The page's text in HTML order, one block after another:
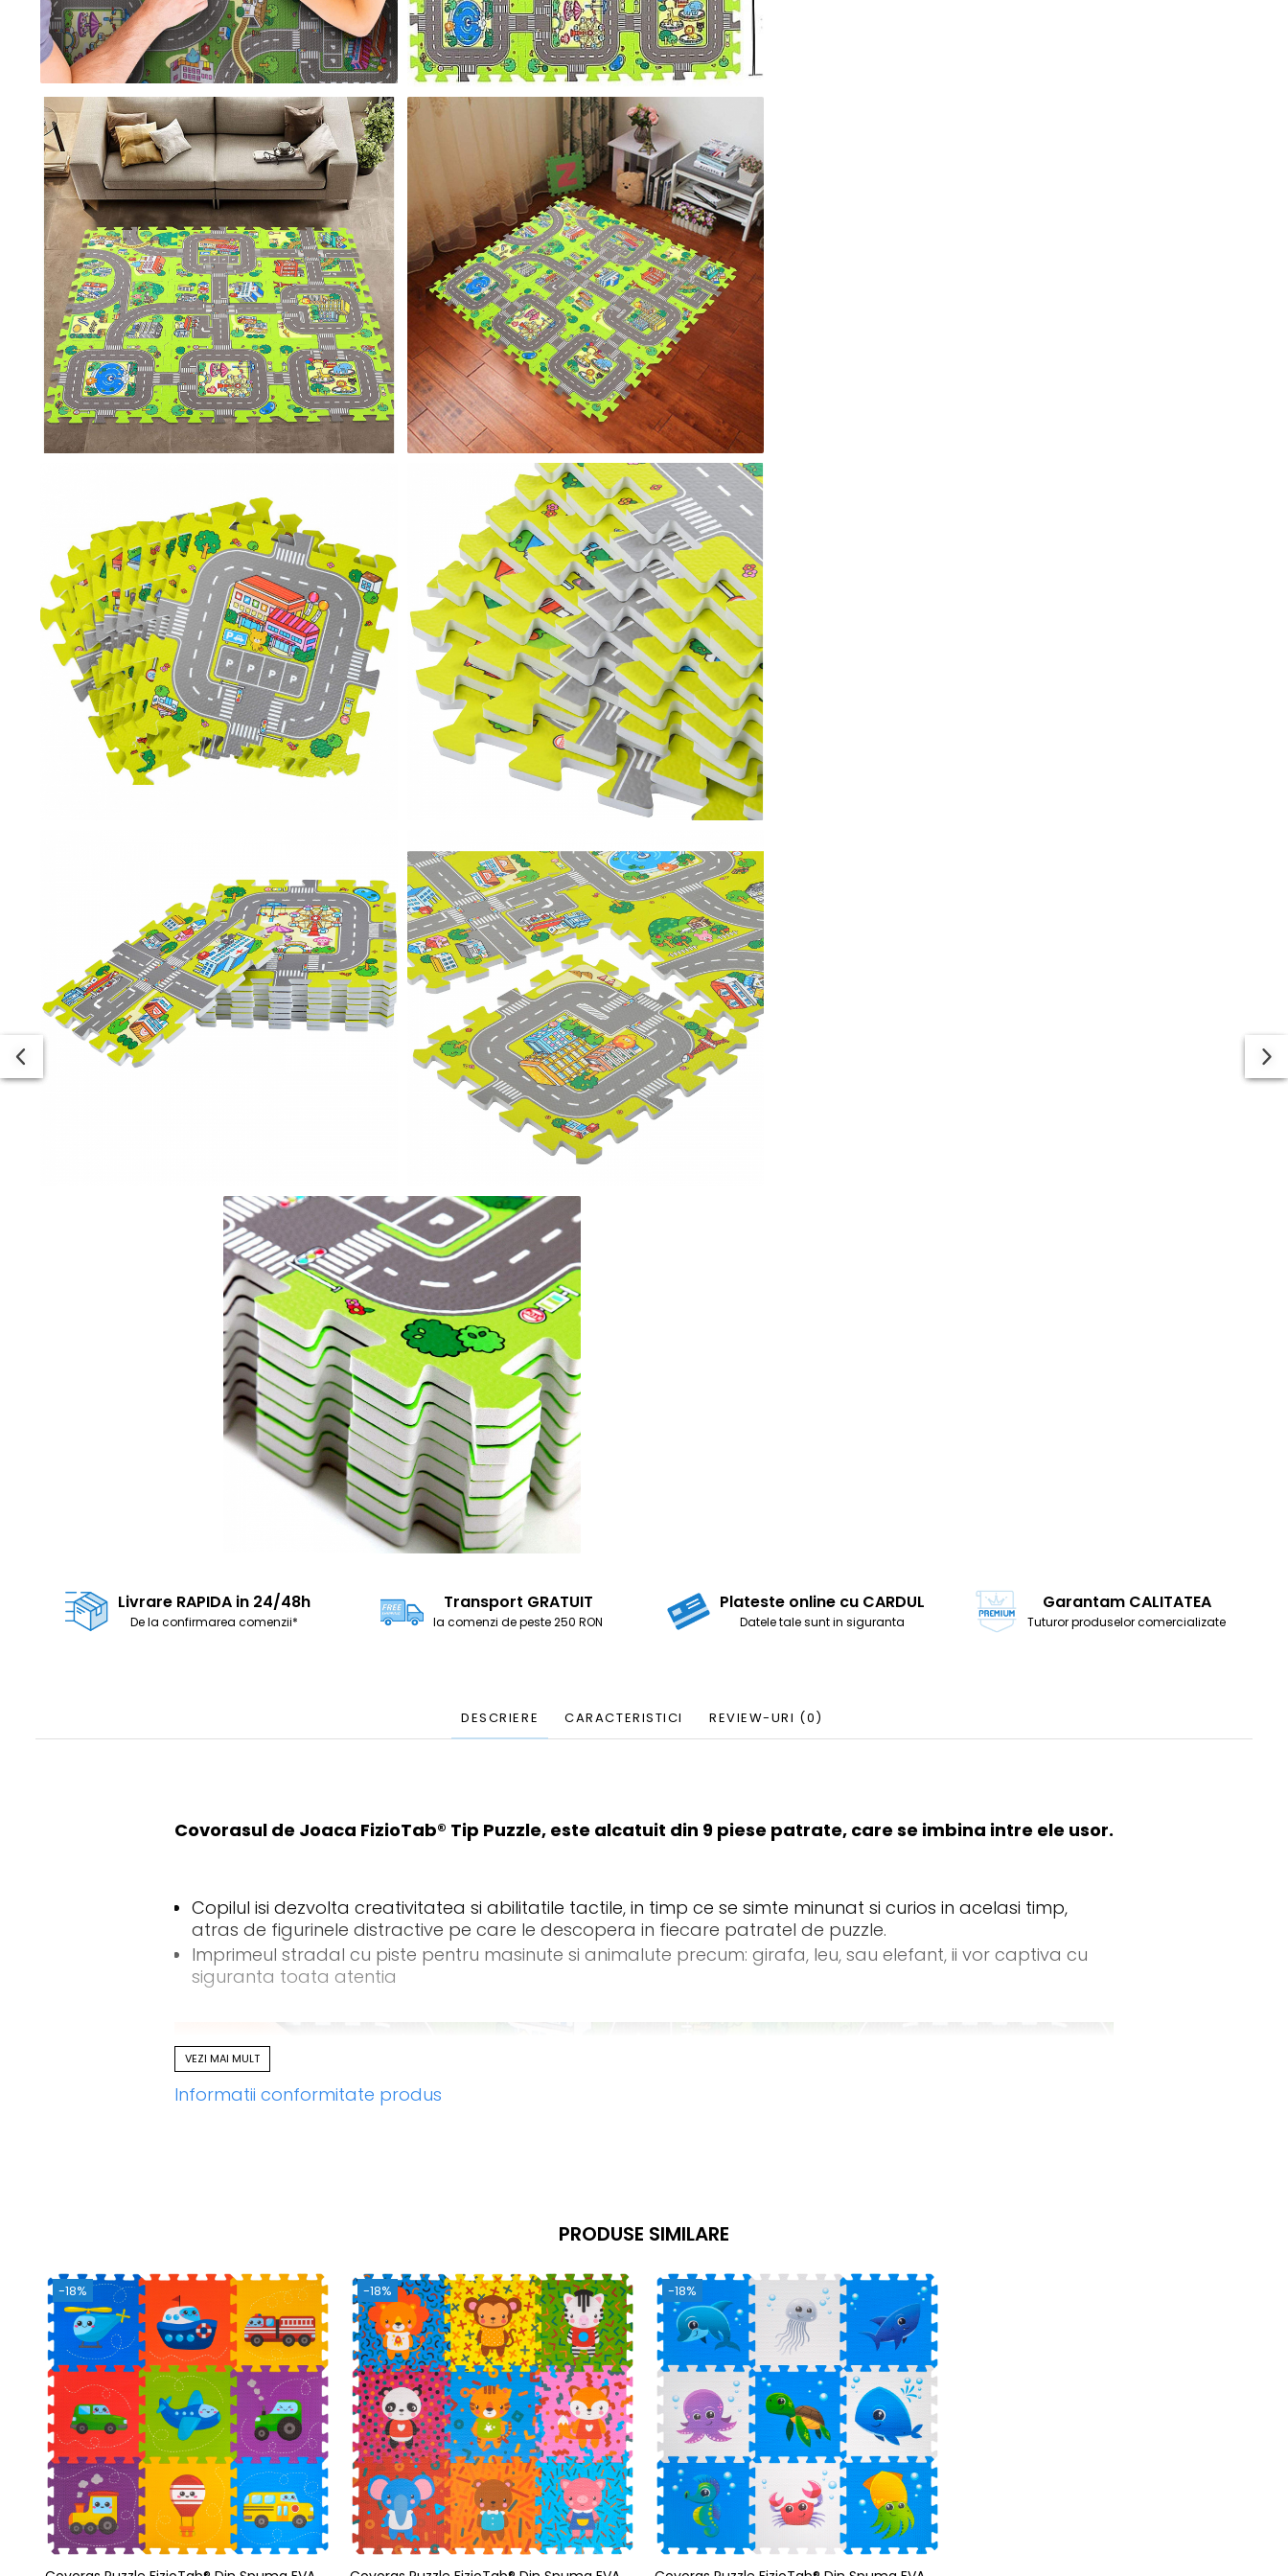
Livrare RAPIDA in 24/48h
De la confirmarea comenzii*
Transport GRATUIT
la comenzi de peste 250 RON
Plateste online cu CARDUL
Datele tale sunt in siguranta
Garantam CALITATEA
Tuturor produselor comercializate
DESCRIERE CARACTERISTICI REVIEW-URI (0)
Covorasul de Joaca FizioTab® Tip Puzzle, este alcatuit din 9 piese patrate, care se imbina intre ele usor.
Copilul isi dezvolta creativitatea si abilitatile tactile, in timp ce se simte minunat si curios in acelasi timp,
atras de figurinele distractive pe care le descopera in fiecare patratel de puzzle.
Imprimeul stradal cu piste pentru masinute si animalute precum: girafa, leu, sau elefant, ii vor captiva cu
siguranta toata atentia
VEZI MAI MULT
Informatii conformitate produs
PRODUSE SIMILARE
-18% -18% -18%